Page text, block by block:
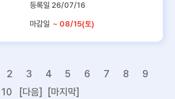
등록일 26/07/16
마감일 ~ 08/15(토)
2 3 4 5 6 7 8
9
10
[다음] [마지막]